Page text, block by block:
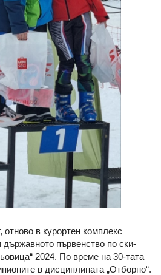
в курортен комплекс
първенство по ски-
2024. По време на 30-тата
в дисциплината „Отборно“.